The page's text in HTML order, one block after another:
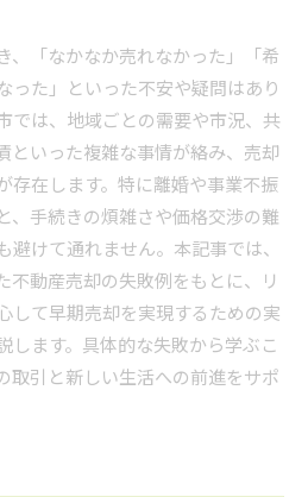
、「なかなか売れなかった」「希
った」といった不安や疑問はあり
では、地域ごとの需要や市況、共
といった複雑な事情が絡み、売却
存在します。特に離婚や事業不振
、手続きの煩雑さや価格交渉の難
避けて通れません。本記事では、
不動産売却の失敗例をもとに、リ
して早期売却を実現するための実
します。具体的な失敗から学ぶこ
取引と新しい生活への前進をサポ